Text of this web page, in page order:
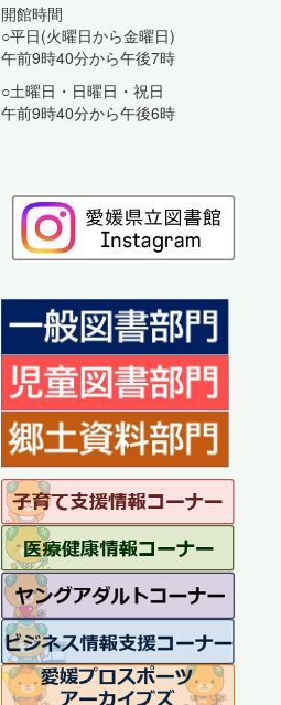
開館時間
○平日(火曜日から金曜日)
午前9時40分から午後7時
○土曜日・日曜日・祝日
午前9時40分から午後6時